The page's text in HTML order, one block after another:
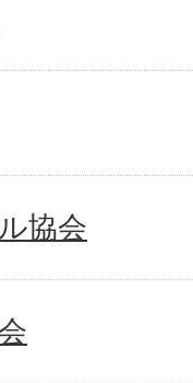
協会